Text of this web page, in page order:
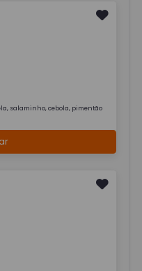
salaminho, cebola, pimentão